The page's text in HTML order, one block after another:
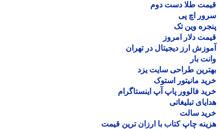
طلا دست دوم
اچ پی
وین تک
دلار امروز
ارز دیجیتال در تهران
بار
طراحی سایت یزد
مانیتور استوک
فالوور پاپ آپ اینستاگرام
تبلیغاتی
سالت
چاپ کتاب با ارزان ترین قیمت